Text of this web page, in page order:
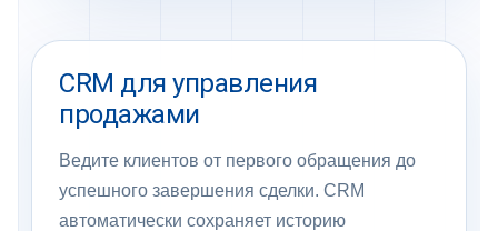
CRM для управления
продажами
Ведите клиентов от первого обращения до
успешного завершения сделки. CRM
автоматически сохраняет историю